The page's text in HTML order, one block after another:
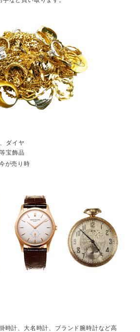
ダイヤ
宝飾品
が売り時
時計、大名時計、ブランド腕時計など高